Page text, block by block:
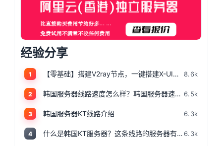
经验分享
1 【零基础】搭建V2ray节点，一键搭建X-UI面板，目前最简单、最安全、最稳定的专属节点搭建方法，晚高峰高速稳定，4K秒开的科学上网 8.6k
2 韩国服务器线路速度怎么样？韩国服务器速度测评 6.5k
3 韩国服务器KT线路介绍 6.3k
4 什么是韩国KT服务器？这条线路的服务器有哪些特点？6.3k